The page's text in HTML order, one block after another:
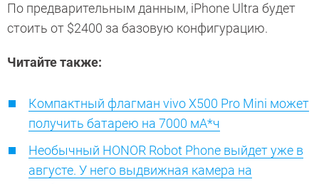
По предварительным данным, iPhone Ultra будет
стоить от $2400 за базовую конфигурацию.
Читайте также:
Компактный флагман vivo X500 Pro Mini может
получить батарею на 7000 мА*ч
Необычный HONOR Robot Phone выйдет уже в
августе. У него выдвижная камера на